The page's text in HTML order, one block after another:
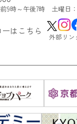
9時～午後7時 土曜日
はこちら
外部リン